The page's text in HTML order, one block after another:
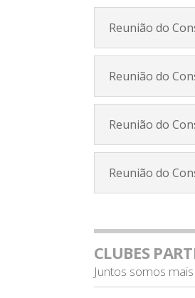
Reunião do
Reunião do
Reunião do
Reunião do
CLUBES
Juntos somos